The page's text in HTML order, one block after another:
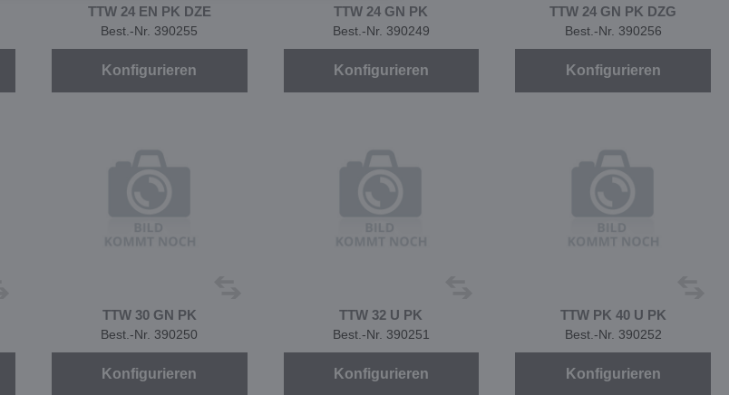
TTW 24 EN PK DZE
Best.-Nr. 390255
Konfigurieren
TTW 24 GN PK
Best.-Nr. 390249
Konfigurieren
TTW 24 GN PK DZG
Best.-Nr. 390256
Konfigurieren
TTW 30 GN PK
Best.-Nr. 390250
Konfigurieren
TTW 32 U PK
Best.-Nr. 390251
Konfigurieren
TTW PK 40 U PK
Best.-Nr. 390252
Konfigurieren